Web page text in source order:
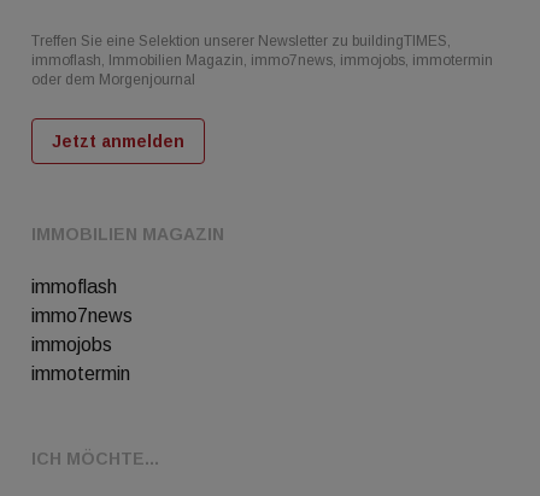
IMMOBILIEN MAGAZIN
immoflash
immo7news
immojobs
immotermin
ICH MÖCHTE...
Treffen Sie eine Selektion unserer Newsletter zu buildingTIMES,
immoflash, Immobilien Magazin, immo7news, immojobs, immotermin
oder dem Morgenjournal
Jetzt anmelden